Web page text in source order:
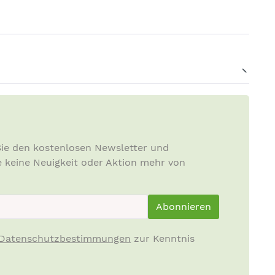
den kostenlosen Newsletter und
keine Neuigkeit oder Aktion mehr von
Abonnieren
zur Kenntnis